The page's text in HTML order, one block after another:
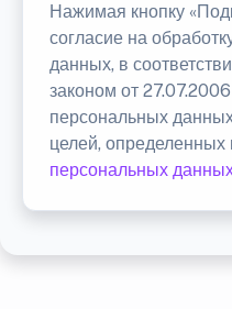
Нажимая кнопку
согласие на
данных, в
законом от
персональных
целей, определенных
персональных